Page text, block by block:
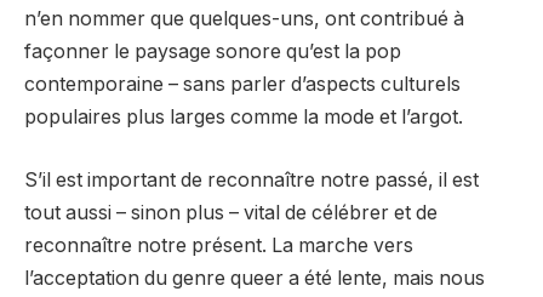
n’en nommer que quelques-uns, ont contribué à
façonner le paysage sonore qu’est la pop
contemporaine – sans parler d’aspects culturels
populaires plus larges comme la mode et l’argot.
S’il est important de reconnaître notre passé, il est
tout aussi – sinon plus – vital de célébrer et de
reconnaître notre présent. La marche vers
l’acceptation du genre queer a été lente, mais nous